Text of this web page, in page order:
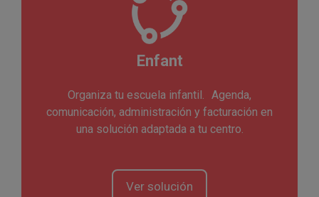
Enfant
Organiza tu escuela infantil. Agenda,
comunicación, administración y facturación en
una solución adaptada a tu centro.
Ver solución